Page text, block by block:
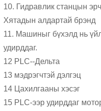
10. Гидравлик станцын
Хятадын алдартай брэнд
11. Машиныг бүхэлд нь
удирддаг.
12 PLC--Дельта
13 мэдрэгчтэй дэлгэц
14 Цахилгааны хэсэг
15 PLC-ээр удирддаг